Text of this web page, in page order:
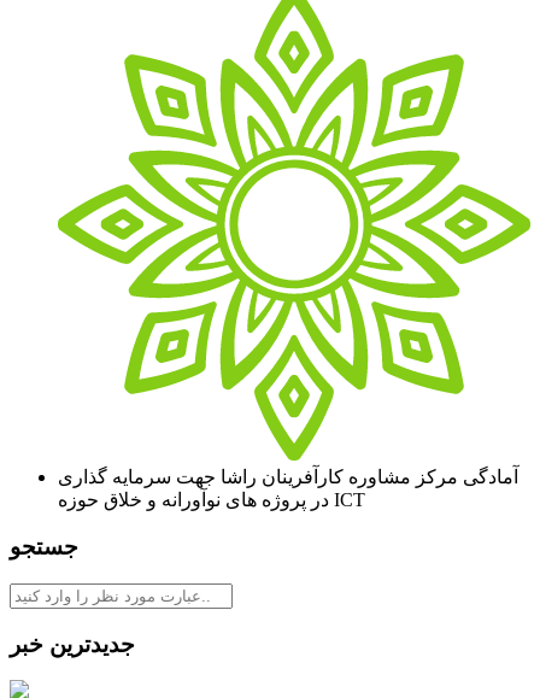
آمادگی مرکز مشاوره کارآفرینان راشا جهت سرمایه گذاری
در پروژه های نوآورانه و خلاق حوزه ICT
جستجو
جدیدترین خبر